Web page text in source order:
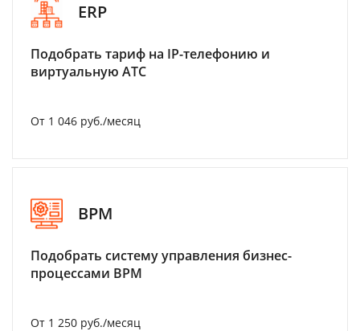
ERP
Подобрать тариф на IP-телефонию и
виртуальную АТС
От 1 046 руб./месяц
BPM
Подобрать систему управления бизнес-
процессами BPM
От 1 250 руб./месяц